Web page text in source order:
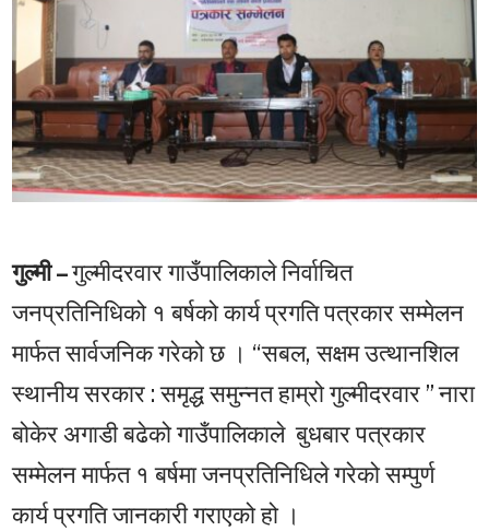
गुल्मी –गुल्मीदरवार गाउँपालिकाले निर्वाचित
जनप्रतिनिधिको १ बर्षको कार्य प्रगति पत्रकार सम्मेलन
मार्फत सार्वजनिक गरेको छ । “सबल, सक्षम उत्थानशिल
स्थानीय सरकार : समृद्ध समुन्नत हाम्रो गुल्मीदरवार ” नारा
बोकेर अगाडी बढेको गाउँपालिकाले बुधबार पत्रकार
सम्मेलन मार्फत १ बर्षमा जनप्रतिनिधिले गरेको सम्पुर्ण
कार्य प्रगति जानकारी गराएको हो ।